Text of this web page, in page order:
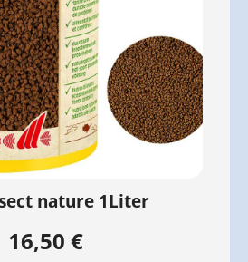
nature 1Liter
16,50 €